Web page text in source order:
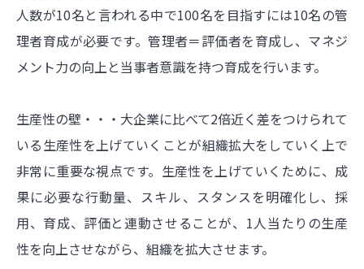
人数が10名と言われる中で100名を目指すには10名の管
理者育成が必要です。管理者＝評価者を育成し、マネジ
メント力の向上と当事者意識を持つ育成を行います。
生産性の壁・・・大企業に比べて2倍近く差をつけられて
いる生産性を上げていくことが組織拡大をしていく上で
非常に重要な視点です。生産性を上げていくために、成
果に必要な行動量、スキル、スタンスを明確化し、採
用、育成、評価と連動させることが、1人当たりの生産
性を向上させながら、組織を拡大させます。